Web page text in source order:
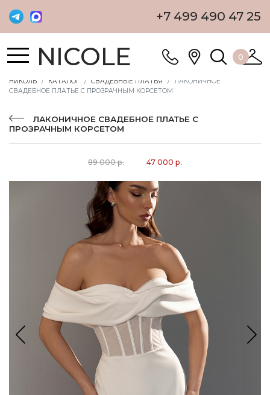
+7 499 490 47 25
NICOLE 0
НИКОЛЬ КАТАЛОГ СВАДЕБНЫЕ ПЛАТЬЯ
ЛАКОНИЧНОЕ
СВАДЕБНОЕ ПЛАТЬЕ С ПРОЗРАЧНЫМ КОРСЕТОМ
ЛАКОНИЧНОЕ СВАДЕБНОЕ ПЛАТЬЕ С
ПРОЗРАЧНЫМ КОРСЕТОМ
89 000 р. 47 000 р.